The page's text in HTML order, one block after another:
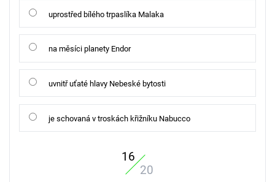
uprostřed bílého trpaslíka Malaka
na měsíci planety Endor
uvnitř uťaté hlavy Nebeské bytosti
je schovaná v troskách křižníku Nabucco
16
20